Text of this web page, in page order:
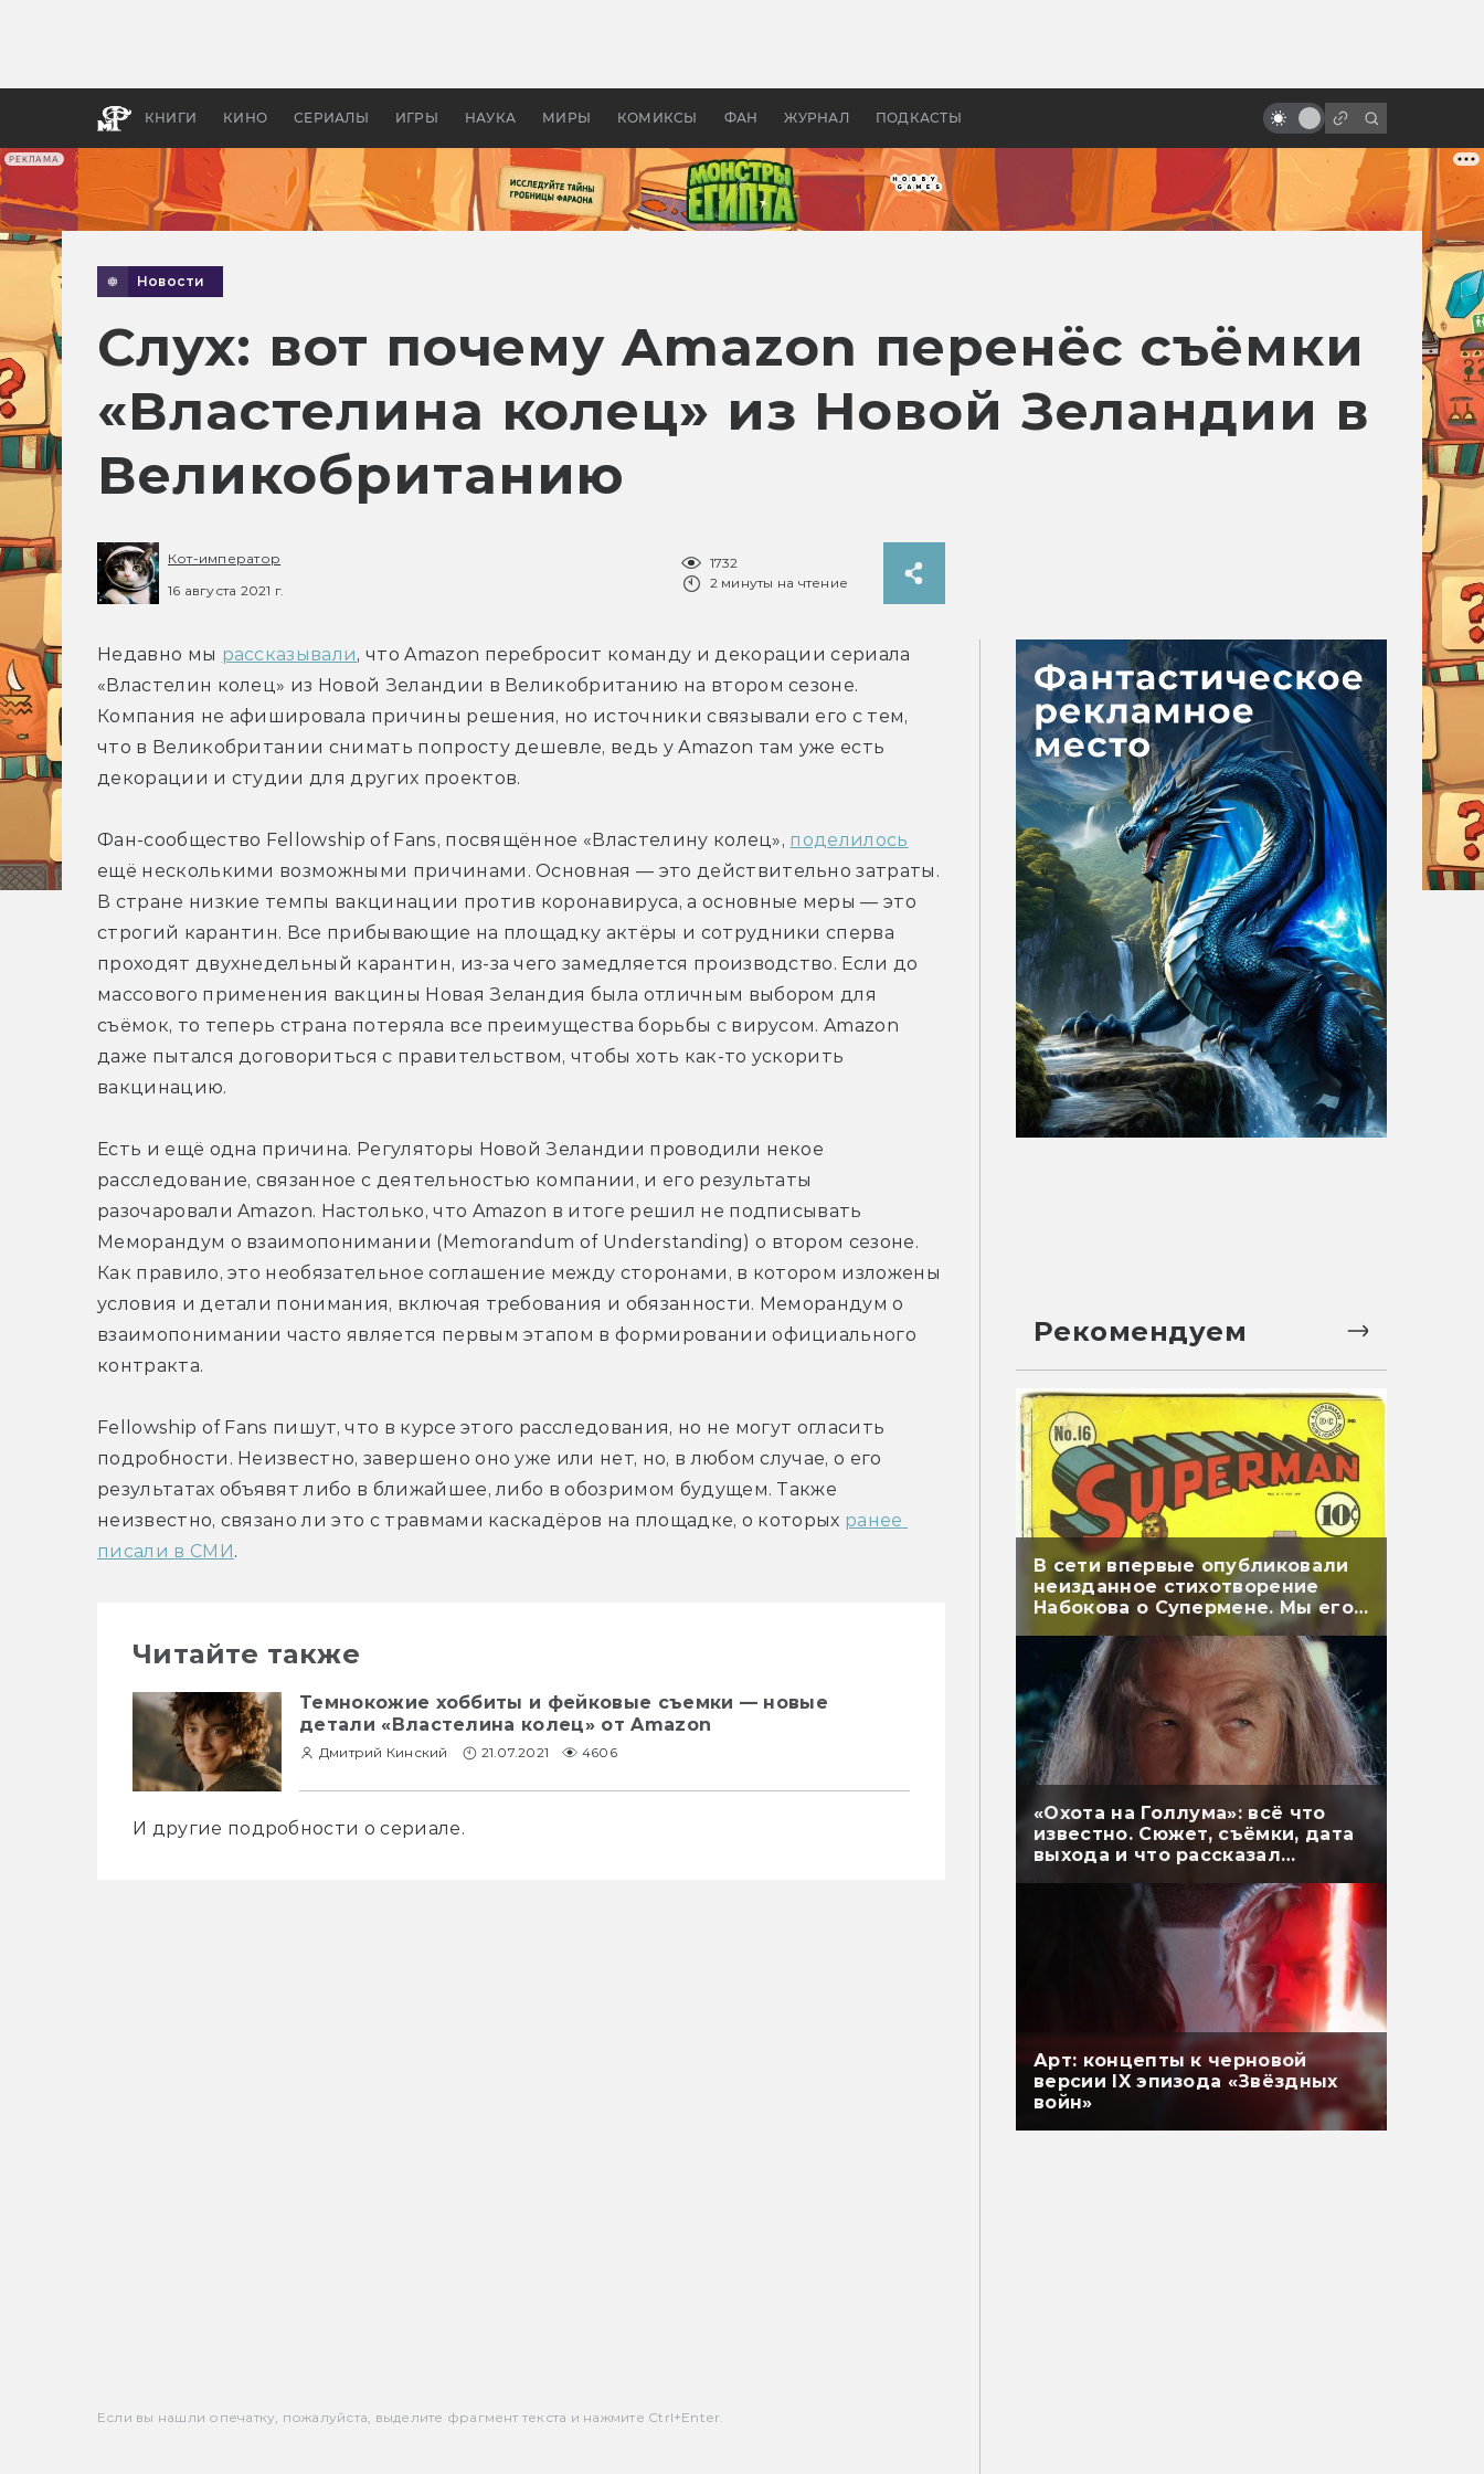
РЕКЛАМА
КНИГИ КИНО СЕРИАЛЫ ИГРЫ НАУКА МИРЫ КОМИКСЫ ФАН ЖУРНАЛ ПОДКАСТЫ
бы «Властелина колец»
Древней Грецией
избранный, потрясающий
Новости
Слух: вот почему Amazon перенёс съёмки
«Властелина колец» из Новой Зеландии в
Великобританию
Кот-император
16 августа 2021 г.
1732
2 минуты на чтение
Недавно мы рассказывали, что Amazon перебросит команду и декорации сериала
«Властелин колец» из Новой Зеландии в Великобританию на втором сезоне.
Компания не афишировала причины решения, но источники связывали его с тем,
что в Великобритании снимать попросту дешевле, ведь у Amazon там уже есть
декорации и студии для других проектов.
Фан-сообщество Fellowship of Fans, посвящённое «Властелину колец», поделилось
ещё несколькими возможными причинами. Основная — это действительно затраты.
В стране низкие темпы вакцинации против коронавируса, а основные меры — это
строгий карантин. Все прибывающие на площадку актёры и сотрудники сперва
проходят двухнедельный карантин, из-за чего замедляется производство. Если до
массового применения вакцины Новая Зеландия была отличным выбором для
съёмок, то теперь страна потеряла все преимущества борьбы с вирусом. Amazon
даже пытался договориться с правительством, чтобы хоть как-то ускорить
вакцинацию.
Есть и ещё одна причина. Регуляторы Новой Зеландии проводили некое
расследование, связанное с деятельностью компании, и его результаты
разочаровали Amazon. Настолько, что Amazon в итоге решил не подписывать
Меморандум о взаимопонимании (Memorandum of Understanding) о втором сезоне.
Как правило, это необязательное соглашение между сторонами, в котором изложены
условия и детали понимания, включая требования и обязанности. Меморандум о
взаимопонимании часто является первым этапом в формировании официального
контракта.
Fellowship of Fans пишут, что в курсе этого расследования, но не могут огласить
подробности. Неизвестно, завершено оно уже или нет, но, в любом случае, о его
результатах объявят либо в ближайшее, либо в обозримом будущем. Также
неизвестно, связано ли это с травмами каскадёров на площадке, о которых ранее
писали в СМИ .
Читайте также
Темнокожие хоббиты и фейковые съемки — новые
детали «Властелина колец» от Amazon
Дмитрий Кинский 21.07.2021 4606
И другие подробности о сериале.
Если вы нашли опечатку, пожалуйста, выделите фрагмент текста и нажмите Ctrl+Enter.
Рекомендуем
В сети впервые опубликовали
неизданное стихотворение
Набокова о Супермене. Мы его
перевели
«Охота на Голлума»: всё что
известно. Сюжет, съёмки, дата
выхода и что рассказал
Арт: концепты к черновой
версии IX эпизода «Звёздных
войн»